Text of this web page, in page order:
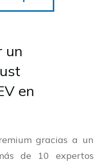
un
en
gracias a un
de 10 expertos